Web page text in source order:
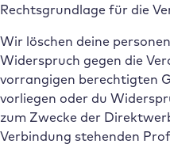
Rechtsgrundlage für die
Wir löschen deine
Widerspruch gegen die
vorrangigen berechtigten
vorliegen oder du
zum Zwecke der
Verbindung stehenden